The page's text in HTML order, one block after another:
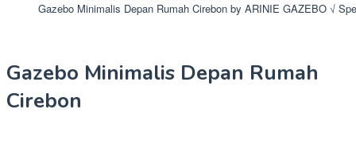
Gazebo Minimalis Depan Rumah Cirebon by ARINIE GAZEBO √
Gazebo Minimalis Depan Rumah
Cirebon